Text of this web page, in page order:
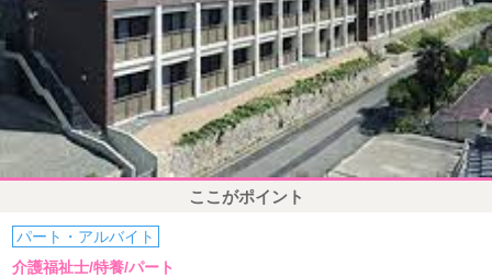
ここがポイント
パート・アルバイト
介護福祉士/特養/パート